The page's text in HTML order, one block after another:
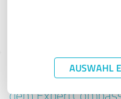
AUSWAHL
Tipp: Die
dem